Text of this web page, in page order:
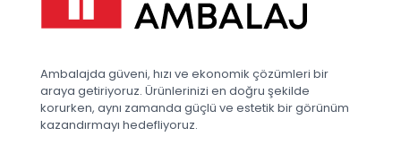
Ambalajda güveni, hızı ve ekonomik çözümleri bir
araya getiriyoruz. Ürünlerinizi en doğru şekilde
korurken, aynı zamanda güçlü ve estetik bir görünüm
kazandırmayı hedefliyoruz.